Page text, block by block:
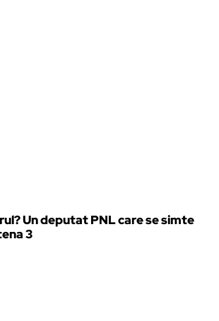
Un deputat PNL care se simte
3